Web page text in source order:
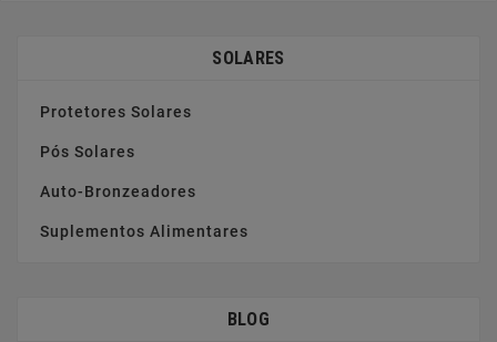
SOLARES
Protetores Solares
Pós Solares
Auto-Bronzeadores
Suplementos Alimentares
BLOG